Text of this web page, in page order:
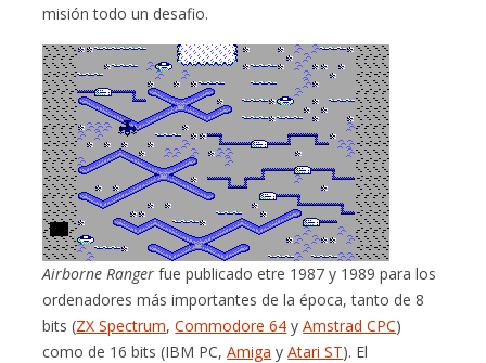
misión todo un desafio.
Airborne Rangerfue publicado etre 1987 y 1989 para los
ordenadores más importantes de la época, tanto de 8
bits (ZX Spectrum,Commodore 64 yAmstrad CPC)
como de 16 bits (IBM PC,Amiga yAtari ST). El